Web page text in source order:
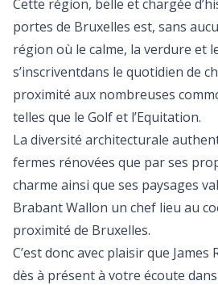
Cette région, belle et chargée
portes de Bruxelles est, sans
région où le calme, la verdure et
s’inscriventdans le quotidien de
proximité aux nombreuses
telles que le Golf et l’Equitation.
La diversité architecturale
fermes rénovées que par ses
charme ainsi que ses paysages
Brabant Wallon un chef lieu au
proximité de Bruxelles.
C’est donc avec plaisir que
dès à présent à votre écoute